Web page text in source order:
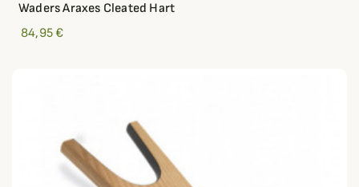
Waders Araxes Cleated Hart
84,95 €